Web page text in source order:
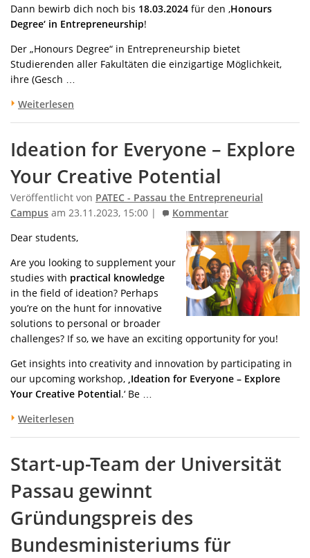
Dann bewirb dich noch bis 18.03.2024 für den ‚Honours
Degree‘ in Entrepreneurship!
Der „Honours Degree“ in Entrepreneurship bietet
Studierenden aller Fakultäten die einzigartige Möglichkeit,
ihre (Gesch …
Weiterlesen
Ideation for Everyone – Explore
Your Creative Potential
Veröffentlicht von PATEC - Passau the Entrepreneurial
Campus am 23.11.2023, 15:00 | Kommentar
Dear students,
Are you looking to supplement your
studies with practical knowledge
in the field of ideation? Perhaps
you’re on the hunt for innovative
solutions to personal or broader
challenges? If so, we have an exciting opportunity for you!
Get insights into creativity and innovation by participating in
our upcoming workshop, ‚Ideation for Everyone – Explore
Your Creative Potential.‘ Be …
Weiterlesen
Start-up-Team der Universität
Passau gewinnt
Gründungspreis des
Bundesministeriums für